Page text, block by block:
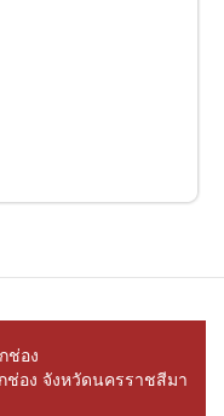
ช่อง
ช่อง จังหวัดนครราชสีมา